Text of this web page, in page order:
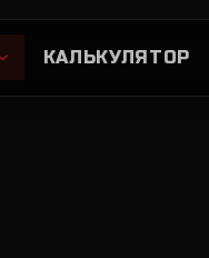
КАЛЬКУЛЯТОР